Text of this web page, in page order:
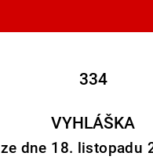
334
VYHLÁŠKA
ze dne 18. listopadu